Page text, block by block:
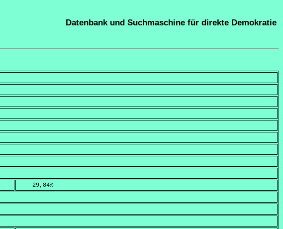
Datenbank und Suchmaschine für direkte Demokratie
    29,84
%